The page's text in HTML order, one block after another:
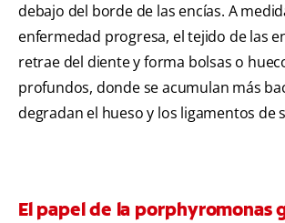
debajo del borde de las encías. A
enfermedad progresa, el tejido de las
retrae del diente y forma bolsas o
profundos, donde se acumulan más
degradan el hueso y los ligamentos de
El papel de la porphyromonas